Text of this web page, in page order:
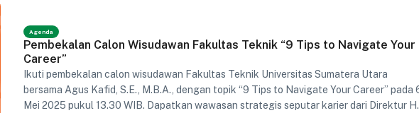
Agenda
Pembekalan Calon Wisudawan Fakultas Teknik “9 Tips to Navigate Your
Career”
Ikuti pembekalan calon wisudawan Fakultas Teknik Universitas Sumatera Utara
bersama Agus Kafid, S.E., M.B.A., dengan topik “9 Tips to Navigate Your Career” pada
Mei 2025 pukul 13.30 WIB. Dapatkan wawasan strategis seputar karier dari Direktur